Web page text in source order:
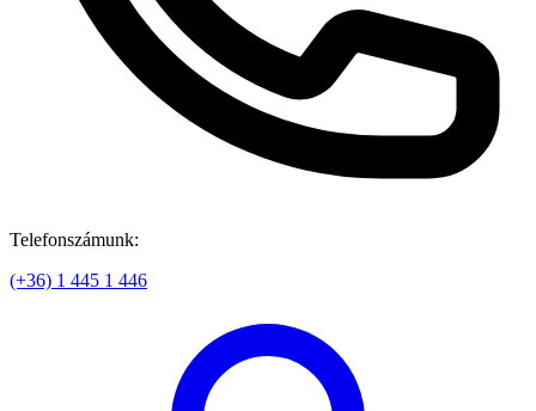
Telefonszámunk:
(+36) 1 445 1 446